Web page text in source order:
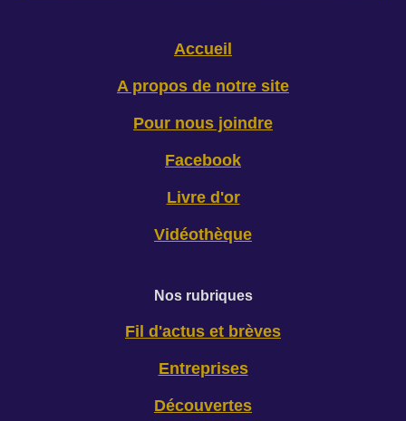
Accueil
A propos de notre site
Pour nous joindre
Facebook
Livre d'or
Vidéothèque
Nos rubriques
Fil d'actus et brèves
Entreprises
Découvertes